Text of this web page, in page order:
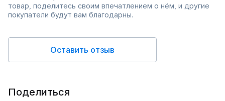
товар, поделитесь своим впечатлением о нём, и другие
покупатели будут вам благодарны.
Оставить отзыв
Поделиться